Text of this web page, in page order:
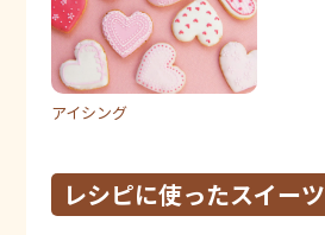
アイシング
レシピに使ったスイー